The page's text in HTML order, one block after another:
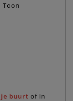
Toon
je buurt of in